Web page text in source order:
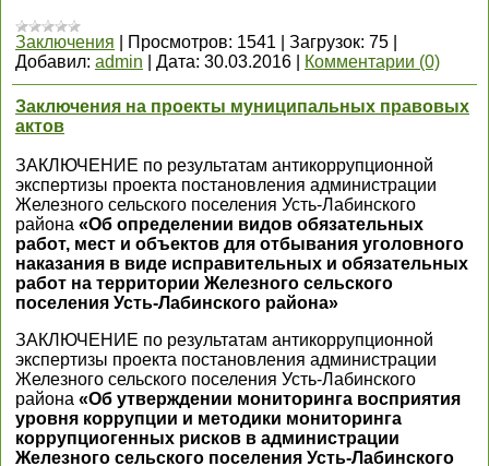
Заключения Просмотров: 1541 Загрузок: 75
Добавил: admin Дата: 30.03.2016 Комментарии (0)
Заключения на проекты муниципальных правовых
актов
ЗАКЛЮЧЕНИЕ по результатам антикоррупционной
экспертизы проекта постановления администрации
Железного сельского поселения Усть-Лабинского
района «Об определении видов обязательных
работ, мест и объектов для отбывания уголовного
наказания в виде исправительных и обязательных
работ на территории Железного сельского
поселения Усть-Лабинского района»
ЗАКЛЮЧЕНИЕ по результатам антикоррупционной
экспертизы проекта постановления администрации
Железного сельского поселения Усть-Лабинского
района «Об утверждении мониторинга восприятия
уровня коррупции и методики мониторинга
коррупциогенных рисков в администрации
Железного сельского поселения Усть-Лабинского